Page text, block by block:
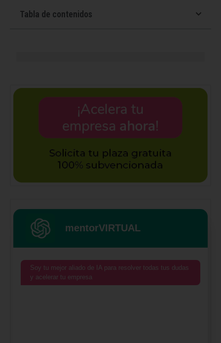
Tabla de contenidos
mentorVIRTUAL
Soy tu mejor aliado de IA para resolver todas tus dudas
y acelerar tu empresa